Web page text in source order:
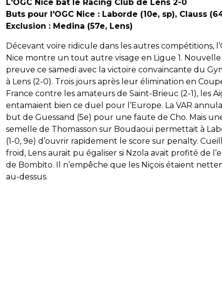
L'OGC Nice bat le Racing Club de Lens 2-0
Buts pour l'OGC Nice : Laborde (10e, sp), Clauss
Exclusion : Medina (57e, Lens)
Décevant voire ridicule dans les autres compétitions,
Nice montre un tout autre visage en Ligue 1. Nouvelle
preuve ce samedi avec la victoire convaincante du
à Lens (2-0). Trois jours après leur élimination en
France contre les amateurs de Saint-Brieuc (2-1), les
entamaient bien ce duel pour l’Europe. La VAR
but de Guessand (5e) pour une faute de Cho. Mais
semelle de Thomasson sur Boudaoui permettait à
(1-0, 9e) d’ouvrir rapidement le score sur penalty.
froid, Lens aurait pu égaliser si Nzola avait profité de
de Bombito. Il n’empêche que les Niçois étaient
au-dessus.